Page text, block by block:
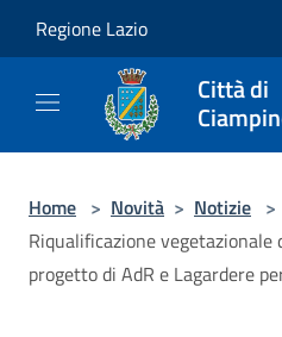
Regione Lazio
Città di
Home > Novità > Notizie >
Riqualificazione vegetazionale
progetto di AdR e Lagardere